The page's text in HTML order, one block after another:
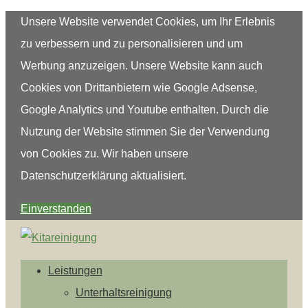
Unsere Website verwendet Cookies, um Ihr Erlebnis
zu verbessern und zu personalisieren und um
Werbung anzuzeigen. Unsere Website kann auch
Cookies von Drittanbietern wie Google Adsense,
Google Analytics und Youtube enthalten. Durch die
Nutzung der Website stimmen Sie der Verwendung
von Cookies zu. Wir haben unsere
Datenschutzerklärung aktualisiert.
Einverstanden
Leistungen
Unterhaltsreinigung